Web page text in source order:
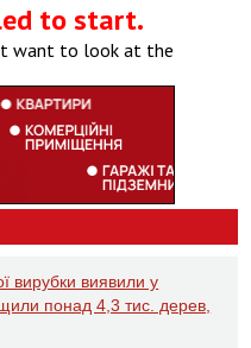
to start.
want to look at the
вирубки виявили у
понад 4,3 тис. дерев,